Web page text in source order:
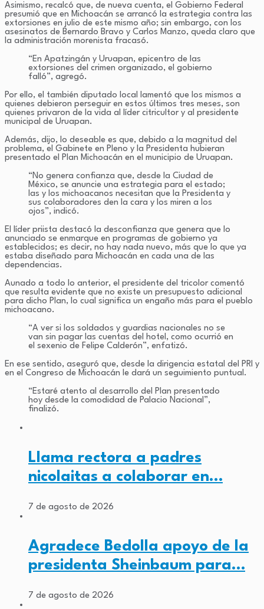
Asimismo, recalcó que, de nueva cuenta, el Gobierno Federal
presumió que en Michoacán se arrancó la estrategia contra las
extorsiones en julio de este mismo año; sin embargo, con los
asesinatos de Bernardo Bravo y Carlos Manzo, queda claro que
la administración morenista fracasó.
“En Apatzingán y Uruapan, epicentro de las
extorsiones del crimen organizado, el gobierno
falló”, agregó.
Por ello, el también diputado local lamentó que los mismos a
quienes debieron perseguir en estos últimos tres meses, son
quienes privaron de la vida al líder citricultor y al presidente
municipal de Uruapan.
Además, dijo, lo deseable es que, debido a la magnitud del
problema, el Gabinete en Pleno y la Presidenta hubieran
presentado el Plan Michoacán en el municipio de Uruapan.
“No genera confianza que, desde la Ciudad de
México, se anuncie una estrategia para el estado;
las y los michoacanos necesitan que la Presidenta y
sus colaboradores den la cara y los miren a los
ojos”, indicó.
El líder priista destacó la desconfianza que genera que lo
anunciado se enmarque en programas de gobierno ya
establecidos; es decir, no hay nada nuevo, más que lo que ya
estaba diseñado para Michoacán en cada una de las
dependencias.
Aunado a todo lo anterior, el presidente del tricolor comentó
que resulta evidente que no existe un presupuesto adicional
para dicho Plan, lo cual significa un engaño más para el pueblo
michoacano.
“A ver si los soldados y guardias nacionales no se
van sin pagar las cuentas del hotel, como ocurrió en
el sexenio de Felipe Calderón”, enfatizó.
En ese sentido, aseguró que, desde la dirigencia estatal del PRI y
en el Congreso de Michoacán le dará un seguimiento puntual.
“Estaré atento al desarrollo del Plan presentado
hoy desde la comodidad de Palacio Nacional”,
finalizó.
Llama rectora a padres
nicolaitas a colaborar en…
7 de agosto de 2026
Agradece Bedolla apoyo de la
presidenta Sheinbaum para…
7 de agosto de 2026